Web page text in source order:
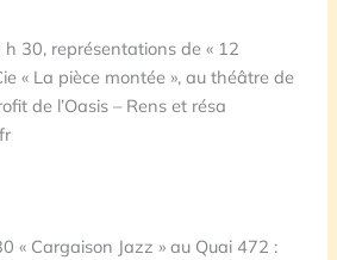
30, représentations de « 12
« La pièce montée », au théâtre de
de l’Oasis – Rens et résa
« Cargaison Jazz » au Quai 472 :